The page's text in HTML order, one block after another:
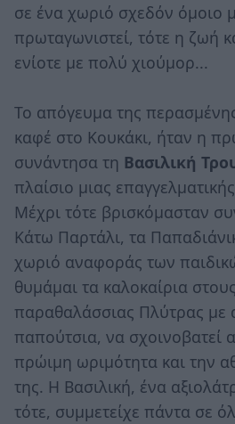
σε ένα χωριό σχεδόν όμοιο
πρωταγωνιστεί, τότε η ζωή
ενίοτε με πολύ χιούμορ...
Το απόγευμα της
καφέ στο Κουκάκι, ήταν η
συνάντησα τη Βασιλική
πλαίσιο μιας
Μέχρι τότε βρισκόμασταν
Κάτω Παρτάλι, τα
χωριό αναφοράς των
θυμάμαι τα καλοκαίρια
παραθαλάσσιας Πλύτρας με
παπούτσια, να σχοινοβατεί
πρώιμη ωριμότητα και την
της. Η Βασιλική, ένα
τότε, συμμετείχε πάντα σε